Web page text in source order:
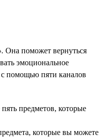
Она поможет вернуться
эмоциональное
с помощью пяти каналов
предметов, которые
которые вы можете